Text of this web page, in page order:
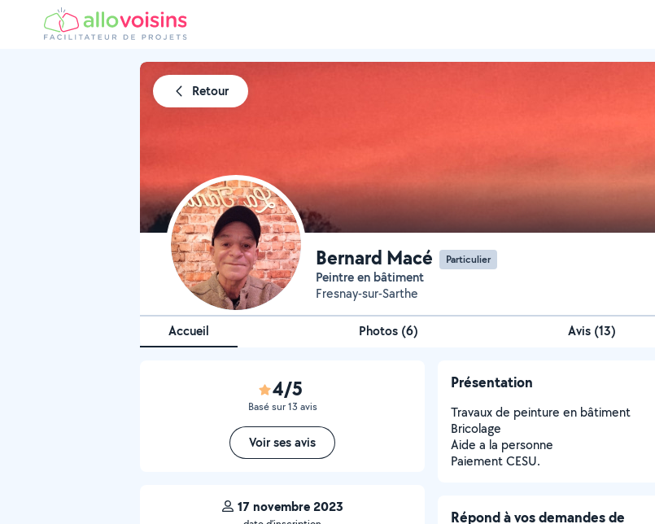
Retour
Bernard Macé Particulier
Peintre en bâtiment
Fresnay-sur-Sarthe
Accueil Photos (6) Avis (13)
4/5
Basé sur 13 avis
Voir ses avis
17 novembre 2023
Présentation
Travaux de peinture en bâtiment
Bricolage
Aide a la personne
Paiement CESU.
Répond à vos demandes de